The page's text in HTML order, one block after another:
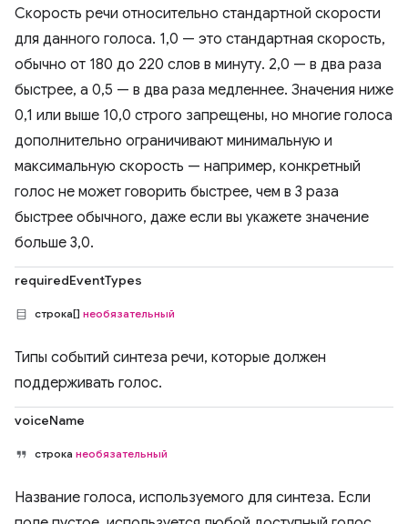
Скорость речи относительно стандартной скорости
для данного голоса. 1,0 — это стандартная скорость,
обычно от 180 до 220 слов в минуту. 2,0 — в два раза
быстрее, а 0,5 — в два раза медленнее. Значения ниже
0,1 или выше 10,0 строго запрещены, но многие голоса
дополнительно ограничивают минимальную и
максимальную скорость — например, конкретный
голос не может говорить быстрее, чем в 3 раза
быстрее обычного, даже если вы укажете значение
больше 3,0.
requiredEventTypes
строка[] необязательный
Типы событий синтеза речи, которые должен
поддерживать голос.
voiceName
строка необязательный
Название голоса, используемого для синтеза. Если